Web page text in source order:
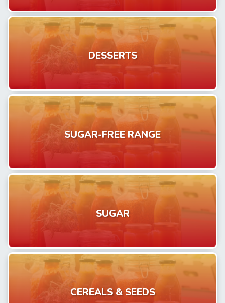
DESSERTS
SUGAR-FREE RANGE
SUGAR
CEREALS & SEEDS